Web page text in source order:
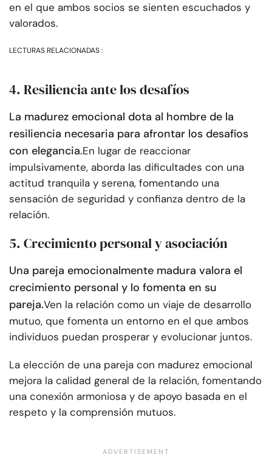
en el que ambos socios se sienten escuchados y
valorados.
LECTURAS RELACIONADAS :
4. Resiliencia ante los desafíos
La madurez emocional dota al hombre de la
resiliencia necesaria para afrontar los desafíos
con elegancia.En lugar de reaccionar
impulsivamente, aborda las dificultades con una
actitud tranquila y serena, fomentando una
sensación de seguridad y confianza dentro de la
relación.
5. Crecimiento personal y asociación
Una pareja emocionalmente madura valora el
crecimiento personal y lo fomenta en su
pareja.Ven la relación como un viaje de desarrollo
mutuo, que fomenta un entorno en el que ambos
individuos puedan prosperar y evolucionar juntos.
La elección de una pareja con madurez emocional
mejora la calidad general de la relación, fomentando
una conexión armoniosa y de apoyo basada en el
respeto y la comprensión mutuos.